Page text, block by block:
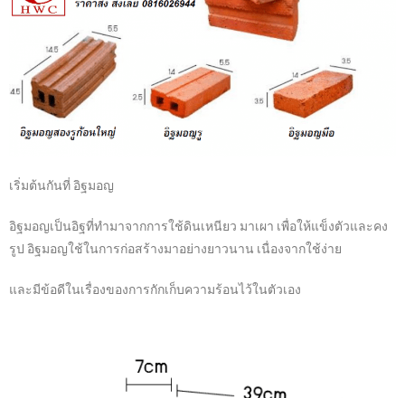
เริ่มต้นกันที่ อิฐมอญ
อิฐมอญเป็นอิฐที่ทำมาจากการใช้ดินเหนียว มาเผา เพื่อให้แข็งตัวและคง
รูป อิฐมอญใช้ในการก่อสร้างมาอย่างยาวนาน เนื่องจากใช้ง่าย
และมีข้อดีในเรื่องของการกักเก็บความร้อนไว้ในตัวเอง